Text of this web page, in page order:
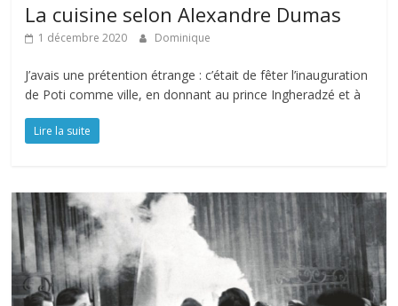
La cuisine selon Alexandre Dumas
1 décembre 2020 Dominique
J’avais une prétention étrange : c’était de fêter l’inauguration
de Poti comme ville, en donnant au prince Ingheradzé et à
Lire la suite